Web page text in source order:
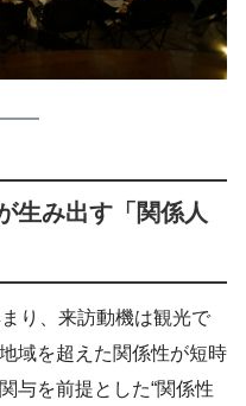
生み出す「関係人
り、来訪動機は観光で
域を超えた関係性が短時
与を前提とした“関係性